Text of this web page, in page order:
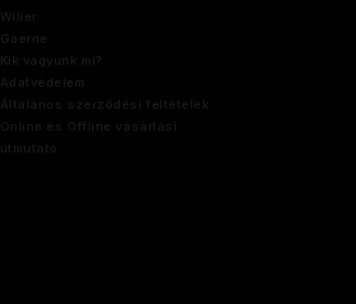
Wilier
Gaerne
Kik vagyunk mi?
Adatvédelem
Általános szerződési feltételek
Online és Offline vásárlási
útmutató